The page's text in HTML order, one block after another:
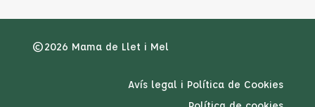
©2026 Mama de Llet i Mel
Avís legal i Política de Cookies